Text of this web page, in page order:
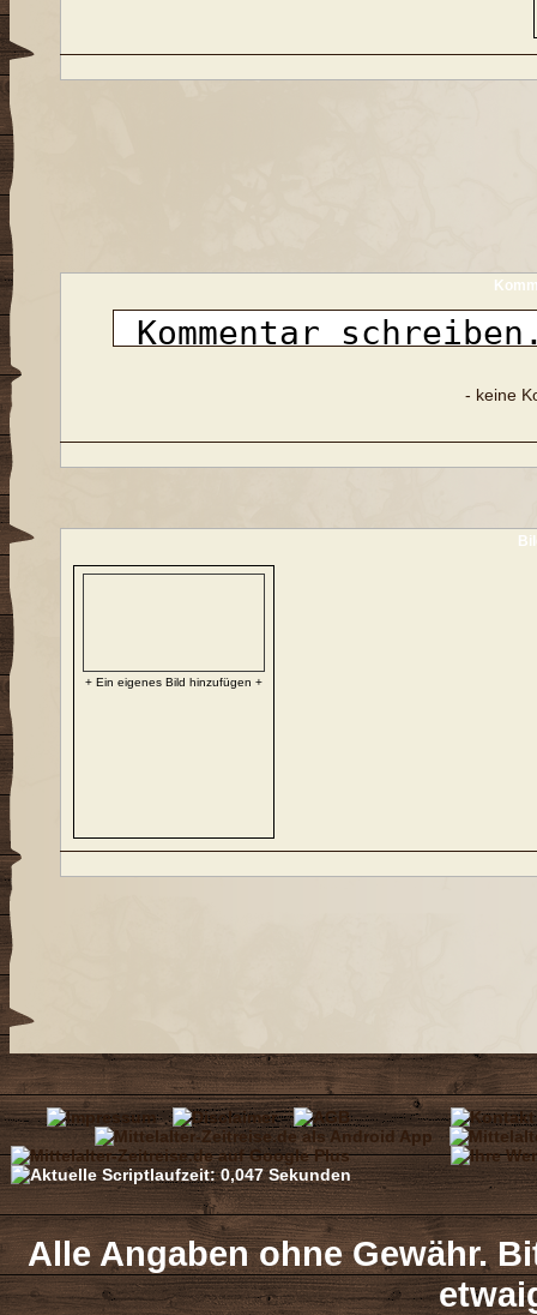
- keine
+ Ein eigenes Bild hinzufügen +
Alle Angaben ohne Gewähr.